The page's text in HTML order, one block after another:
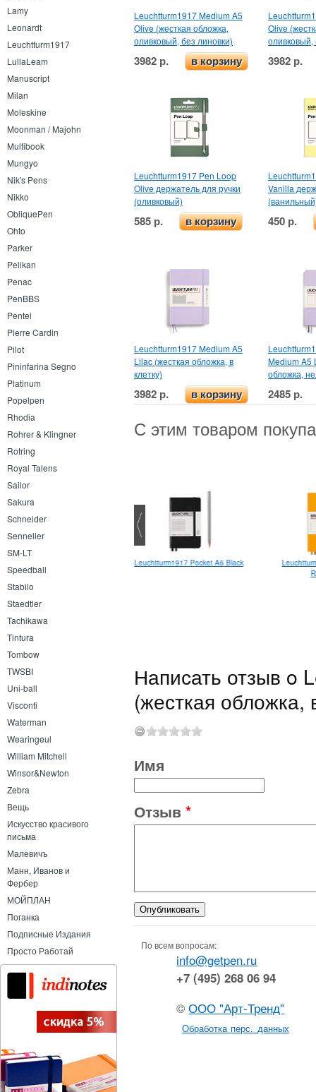
Lamy
Leonardt
Leuchtturm1917
LullaLeam
Manuscript
Milan
Moleskine
Moonman / Majohn
Multibook
Mungyo
Nik's Pens
Nikko
ObliquePen
Ohto
Parker
Pelikan
Penac
PenBBS
Pentel
Pierre Cardin
Pilot
Pininfarina Segno
Platinum
Popelpen
Rhodia
Rohrer & Klingner
Rotring
Royal Talens
Sailor
Sakura
Schneider
Sennelier
SM-LT
Speedball
Stabilo
Staedtler
Tachikawa
Tintura
Tombow
TWSBI
Uni-ball
Visconti
Waterman
Wearingeul
William Mitchell
Winsor&Newton
Zebra
Вещь
Искусство красивого
письма
Малевичъ
Манн, Иванов и
Фербер
МОЙПЛАН
Поганка
Подписные Издания
Просто Работай
Leuchtturm1917 Medium A5
Olive (жесткая обложка,
оливковый, без линовки)
3982 р. в корзину
Olive
оливковый,
3982 р.
Leuchtturm1917 Pen Loop
Olive держатель для ручки
(оливковый)
585 р. в корзину
Vanilla
450 р.
Leuchtturm1917 Medium A5
Lilac (жесткая обложка, в
клетку)
3982 р. в корзину
Medium A5
обложка,
2485 р.
С этим товаром
каллиграфии Verge
Leuchtturm1917 Pocket A6 Black
Написать отзыв o
(жесткая обложка,
Имя
Отзыв *
По всем вопросам:
info@getpen.ru
+7 (495) 268 06 94
©ООО "Арт-Тренд"
Обработка перс. данных